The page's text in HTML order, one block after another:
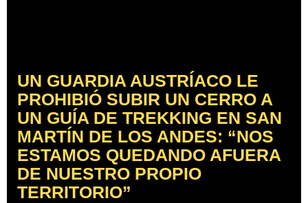
UN GUARDIA AUSTRÍACO LE
PROHIBIÓ SUBIR UN CERRO A
UN GUÍA DE TREKKING EN SAN
MARTÍN DE LOS ANDES: “NOS
ESTAMOS QUEDANDO AFUERA
DE NUESTRO PROPIO
TERRITORIO”